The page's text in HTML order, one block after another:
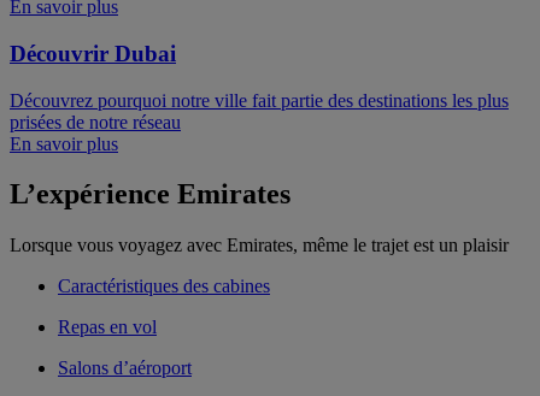
En savoir plus
Découvrir Dubai
Découvrez pourquoi notre ville fait partie des destinations les plus
prisées de notre réseau
En savoir plus
L’expérience Emirates
Lorsque vous voyagez avec Emirates, même le trajet est un plaisir
Caractéristiques des cabines
Repas en vol
Salons d’aéroport